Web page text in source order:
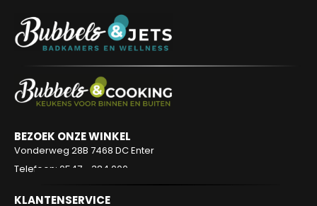
BEZOEK ONZE WINKEL
Vonderweg 28B 7468 DC Enter
Telefoon: 0547 - 384 000
KLANTENSERVICE